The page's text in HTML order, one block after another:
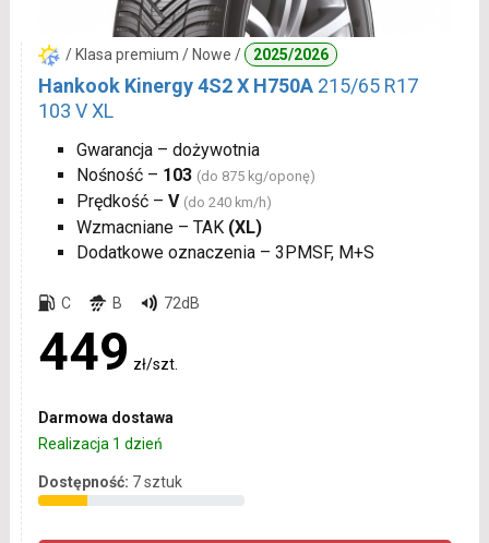
/ Klasa premium / Nowe / 2025/2026
Hankook Kinergy 4S2 X H750A 215/65 R17
103 V XL
Gwarancja – dożywotnia
Nośność – 103 (do 875 kg/oponę)
Prędkość – V (do 240 km/h)
Wzmacniane – TAK (XL)
Dodatkowe oznaczenia – 3PMSF, M+S
C B 72dB
449 zł/szt.
Darmowa dostawa
Realizacja 1 dzień
Dostępność: 7 sztuk